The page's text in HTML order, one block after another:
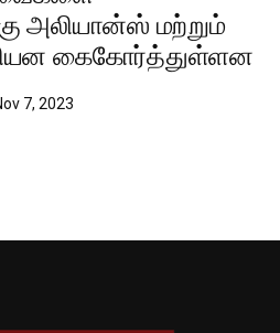
அலியான்ஸ் மற்றும்
கைகோர்த்துள்ளன
7, 2023